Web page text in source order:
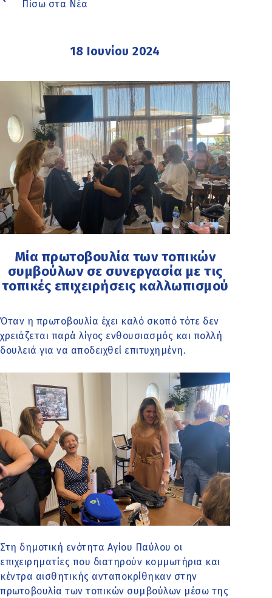
Πίσω στα Νέα
18 Ιουνίου 2024
Μία πρωτοβουλία των τοπικών
συμβούλων σε συνεργασία με τις
τοπικές επιχειρήσεις καλλωπισμού
Όταν η πρωτοβουλία έχει καλό σκοπό τότε δεν
χρειάζεται παρά λίγος ενθουσιασμός και πολλή
δουλειά για να αποδειχθεί επιτυχημένη.
Στη δημοτική ενότητα Αγίου Παύλου οι
επιχειρηματίες που διατηρούν κομμωτήρια και
κέντρα αισθητικής ανταποκρίθηκαν στην
πρωτοβουλία των τοπικών συμβούλων μέσω της